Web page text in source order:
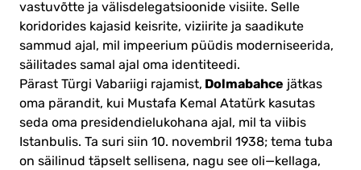
vastuvõtte ja välisdelegatsioonide visiite. Selle
koridorides kajasid keisrite, viziirite ja saadikute
sammud ajal, mil impeerium püüdis moderniseerida,
säilitades samal ajal oma identiteedi.
Pärast Türgi Vabariigi rajamist, Dolmabahce jätkas
oma pärandit, kui Mustafa Kemal Atatürk kasutas
seda oma presidendielukohana ajal, mil ta viibis
Istanbulis. Ta suri siin 10. novembril 1938; tema tuba
on säilinud täpselt sellisena, nagu see oli—kellaga,